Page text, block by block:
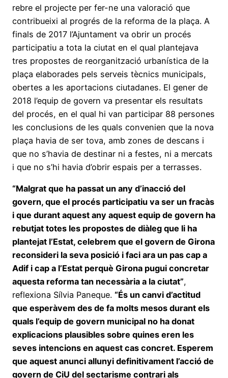
rebre el projecte per fer-ne una valoració que
contribueixi al progrés de la reforma de la plaça. A
finals de 2017 l’Ajuntament va obrir un procés
participatiu a tota la ciutat en el qual plantejava
tres propostes de reorganització urbanística de la
plaça elaborades pels serveis tècnics municipals,
obertes a les aportacions ciutadanes. El gener de
2018 l’equip de govern va presentar els resultats
del procés, en el qual hi van participar 88 persones
les conclusions de les quals convenien que la nova
plaça havia de ser tova, amb zones de descans i
que no s’havia de destinar ni a festes, ni a mercats
i que no s’hi havia d’obrir espais per a terrasses.
“Malgrat que ha passat un any d’inacció del
govern, que el procés participatiu va ser un fracàs
i que durant aquest any aquest equip de govern ha
rebutjat totes les propostes de diàleg que li ha
plantejat l’Estat, celebrem que el govern de Girona
reconsideri la seva posició i faci ara un pas cap a
Adif i cap a l’Estat perquè Girona pugui concretar
aquesta reforma tan necessària a la ciutat”,
reflexiona Sílvia Paneque. “És un canvi d’actitud
que esperàvem des de fa molts mesos durant els
quals l’equip de govern municipal no ha donat
explicacions plausibles sobre quines eren les
seves intencions en aquest cas concret. Esperem
que aquest anunci allunyi definitivament l’acció de
govern de CiU del sectarisme contrari als